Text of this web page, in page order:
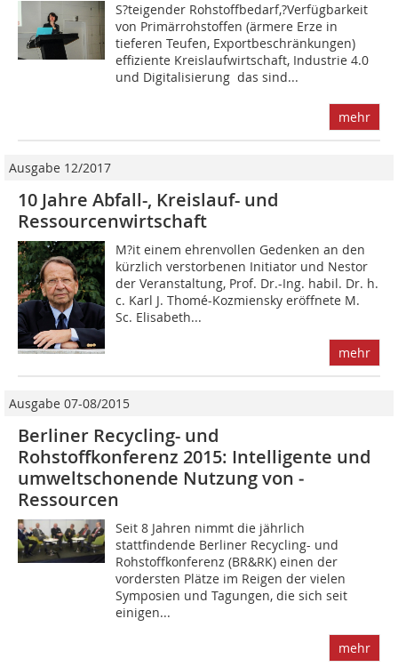
S?teigender Rohstoffbedarf,?Verfügbarkeit
von Primärrohstoffen (ärmere Erze in
tieferen Teufen, Exportbeschränkungen)
effiziente Kreislaufwirtschaft, Industrie 4.0
und Digitalisierung  das sind...
mehr
Ausgabe 12/2017
10 Jahre Abfall-, Kreislauf- und
Ressourcenwirtschaft
M?it einem ehrenvollen Gedenken an den
kürzlich verstorbenen Initiator und Nestor
der Veranstaltung, Prof. Dr.-Ing. habil. Dr. h.
c. Karl J. Thomé-Kozmiensky eröffnete M.
Sc. Elisabeth...
mehr
Ausgabe 07-08/2015
Berliner Recycling- und
Rohstoffkonferenz 2015: ­Intelligente und
umweltschonende Nutzung von ­
Ressourcen
Seit 8 Jahren nimmt die jährlich
stattfindende Berliner Recycling- und
Rohstoffkonferenz (BR&RK) einen der
vordersten Plätze im Reigen der vielen
Symposien und Tagungen, die sich seit
einigen...
mehr